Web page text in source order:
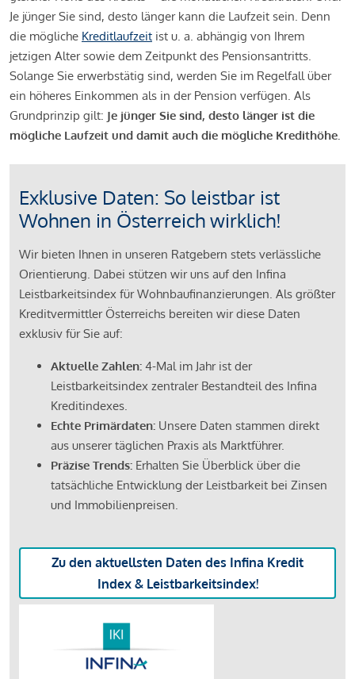
Je jünger Sie sind, desto länger kann die Laufzeit sein. Denn
die mögliche Kreditlaufzeit ist u. a. abhängig von Ihrem
jetzigen Alter sowie dem Zeitpunkt des Pensionsantritts.
Solange Sie erwerbstätig sind, werden Sie im Regelfall über
ein höheres Einkommen als in der Pension verfügen. Als
Grundprinzip gilt: Je jünger Sie sind, desto länger ist die
mögliche Laufzeit und damit auch die mögliche Kredithöhe.
Exklusive Daten: So leistbar ist
Wohnen in Österreich wirklich!
Wir bieten Ihnen in unseren Ratgebern stets verlässliche
Orientierung. Dabei stützen wir uns auf den Infina
Leistbarkeitsindex für Wohnbaufinanzierungen. Als größter
Kreditvermittler Österreichs bereiten wir diese Daten
exklusiv für Sie auf:
Aktuelle Zahlen: 4-Mal im Jahr ist der
Leistbarkeitsindex zentraler Bestandteil des Infina
Kreditindexes.
Echte Primärdaten: Unsere Daten stammen direkt
aus unserer täglichen Praxis als Marktführer.
Präzise Trends: Erhalten Sie Überblick über die
tatsächliche Entwicklung der Leistbarkeit bei Zinsen
und Immobilienpreisen.
Zu den aktuellsten Daten des Infina Kredit
Index & Leistbarkeitsindex!